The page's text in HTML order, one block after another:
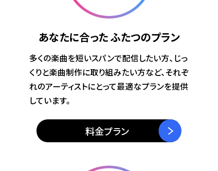
あなたに合ったふたつのプラン
多くの楽曲を短いスパンで配信したい方、じっ
くりと楽曲制作に取り組みたい方など、それぞ
れのアーティストにとって最適なプランを提供
しています。
料金プラン